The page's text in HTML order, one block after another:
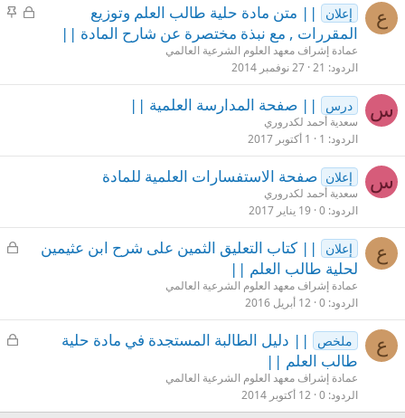
ع
م
م
إعلان
|| متن مادة حلية طالب العلم وتوزيع
المقررات , مع نبذة مختصرة عن شارح المادة ||
عمادة إشراف معهد العلوم الشرعية العالمي
الردود 21 27 نوفمبر 2014
س درس || صفحة المدارسة العلمية ||
سعدية أحمد لكدروري
الردود 1 1 أكتوبر 2017
س إعلان صفحة الاستفسارات العلمية للمادة
سعدية أحمد لكدروري
الردود 0 19 يناير 2017
ع
م
إعلان
|| كتاب التعليق الثمين على شرح ابن عثيمين
لحلية طالب العلم ||
عمادة إشراف معهد العلوم الشرعية العالمي
الردود 0 12 أبريل 2016
ع
م
ملخص
|| دليل الطالبة المستجدة في مادة حلية
طالب العلم ||
عمادة إشراف معهد العلوم الشرعية العالمي
الردود 0 12 أكتوبر 2014